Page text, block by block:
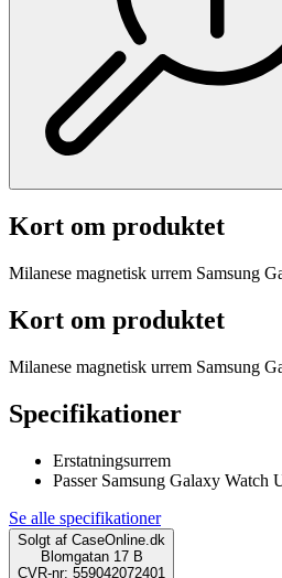
Kort om produktet
Milanese magnetisk urrem Samsung
Kort om produktet
Milanese magnetisk urrem Samsung
Specifikationer
Erstatningsurrem
Passer Samsung Galaxy Watch
Se alle specifikationer
Solgt af CaseOnline.dk
Blomgatan 17 B
CVR-nr: 559042072401